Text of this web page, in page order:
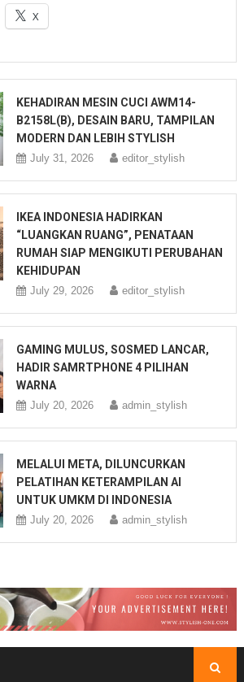
X
KEHADIRAN MESIN CUCI AWM14-
B2158L(B), DESAIN BARU, TAMPILAN
MODERN DAN LEBIH STYLISH
July 31, 2026 editor_stylish
IKEA INDONESIA HADIRKAN
“LUANGKAN RUANG”, PENATAAN
RUMAH SIAP MENGIKUTI PERUBAHAN
KEHIDUPAN
July 29, 2026 editor_stylish
GAMING MULUS, SOSMED LANCAR,
HADIR SAMRTPHONE 4 PILIHAN
WARNA
July 20, 2026 admin_stylish
MELALUI META, DILUNCURKAN
PELATIHAN KETERAMPILAN AI
UNTUK UMKM DI INDONESIA
July 20, 2026 admin_stylish